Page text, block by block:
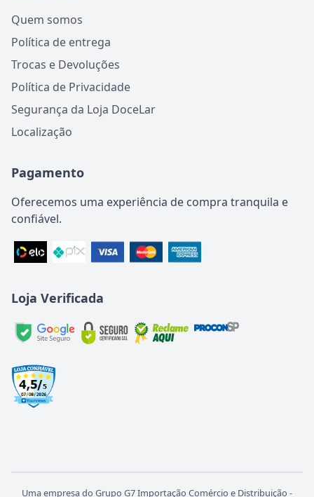
Quem somos
Política de entrega
Trocas e Devoluções
Política de Privacidade
Segurança da Loja DoceLar
Localização
Pagamento
Oferecemos uma experiência de compra tranquila e
confiável.
Loja Verificada
Uma empresa do Grupo G7 Importação Comércio e Distribuição -